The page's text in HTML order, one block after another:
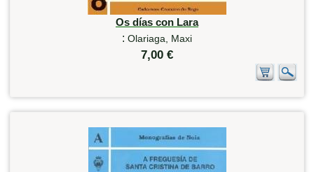
Os días con Lara
: Olariaga, Maxi
7,00 €